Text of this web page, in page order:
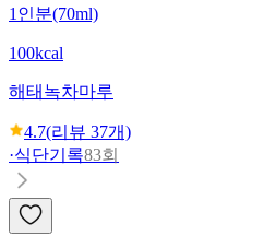
1인분(70ml)
100kcal
해태 녹차마루
4.7(리뷰 37개)
·식단기록83회